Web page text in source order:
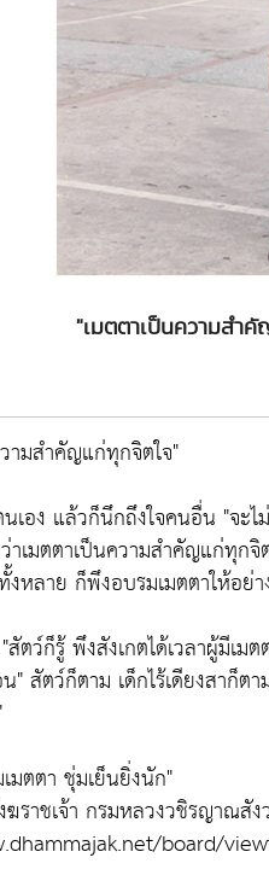
"เมตตาเป็นความสำ
ามสำคัญแก่ทุกจิตใจ"
เอง แล้วก็นึกถึงใจคนอื่น "จะ
ว่าเมตตาเป็นความสำคัญแก่ทุ
หลาย ก็พึงอบรมเมตตาให้อย่า
ตว์ก็รู้ พึงสังเกตได้เวลาผู้มีเ
สัตว์ก็ตาม เด็กไร้เดียงสาก็ต
มตตา ชุ่มเย็นยิ่งนัก"
ราชเจ้า กรมหลวงวชิรญาณสัง
board/